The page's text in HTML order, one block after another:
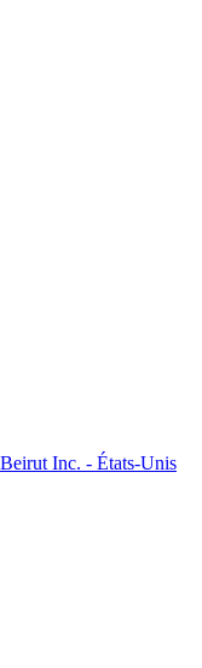
Inc. - États-Unis